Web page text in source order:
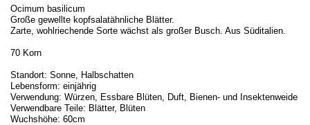
Ocimum basilicum
Große gewellte kopfsalatähnliche Blätter.
Zarte, wohlriechende Sorte wächst als großer Busch. Aus Süditalien.
70 Korn
Standort: Sonne, Halbschatten
Lebensform: einjährig
Verwendung: Würzen, Essbare Blüten, Duft, Bienen- und Insektenweide
Verwendbare Teile: Blätter, Blüten
Wuchshöhe: 60cm